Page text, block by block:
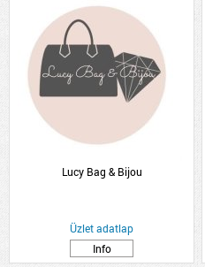
Lucy Bag & Bijou
Üzlet adatlap
Info